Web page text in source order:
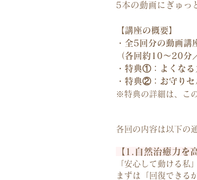
5本の動画にぎゅっ
【講座の概要】
・全5回分の動画講
（各回約10～20分
・特典①：よくな
・特典②：お守り
※特典の詳細は、こ
各回の内容は以下の
【1.自然治癒力を
「安心して動ける私
まずは「回復できる